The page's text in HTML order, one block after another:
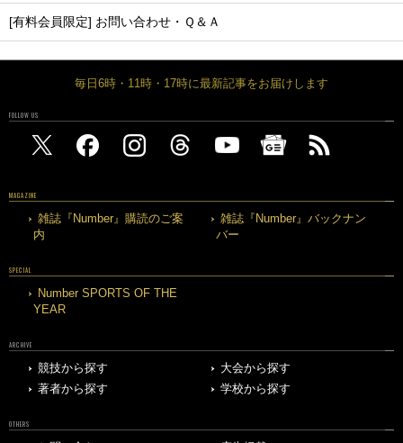
[有料会員限定] お問い合わせ・Ｑ＆Ａ
毎日6時・11時・17時に最新記事をお届けします
FOLLOW US
MAGAZINE
雑誌『Number』購読のご案
内
雑誌『Number』バックナン
バー
SPECIAL
Number SPORTS OF THE
YEAR
ARCHIVE
競技から探す
大会から探す
著者から探す
学校から探す
OTHERS